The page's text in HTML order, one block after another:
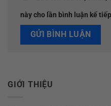
này cho lần bình luận kế
GIỚI THIỆU